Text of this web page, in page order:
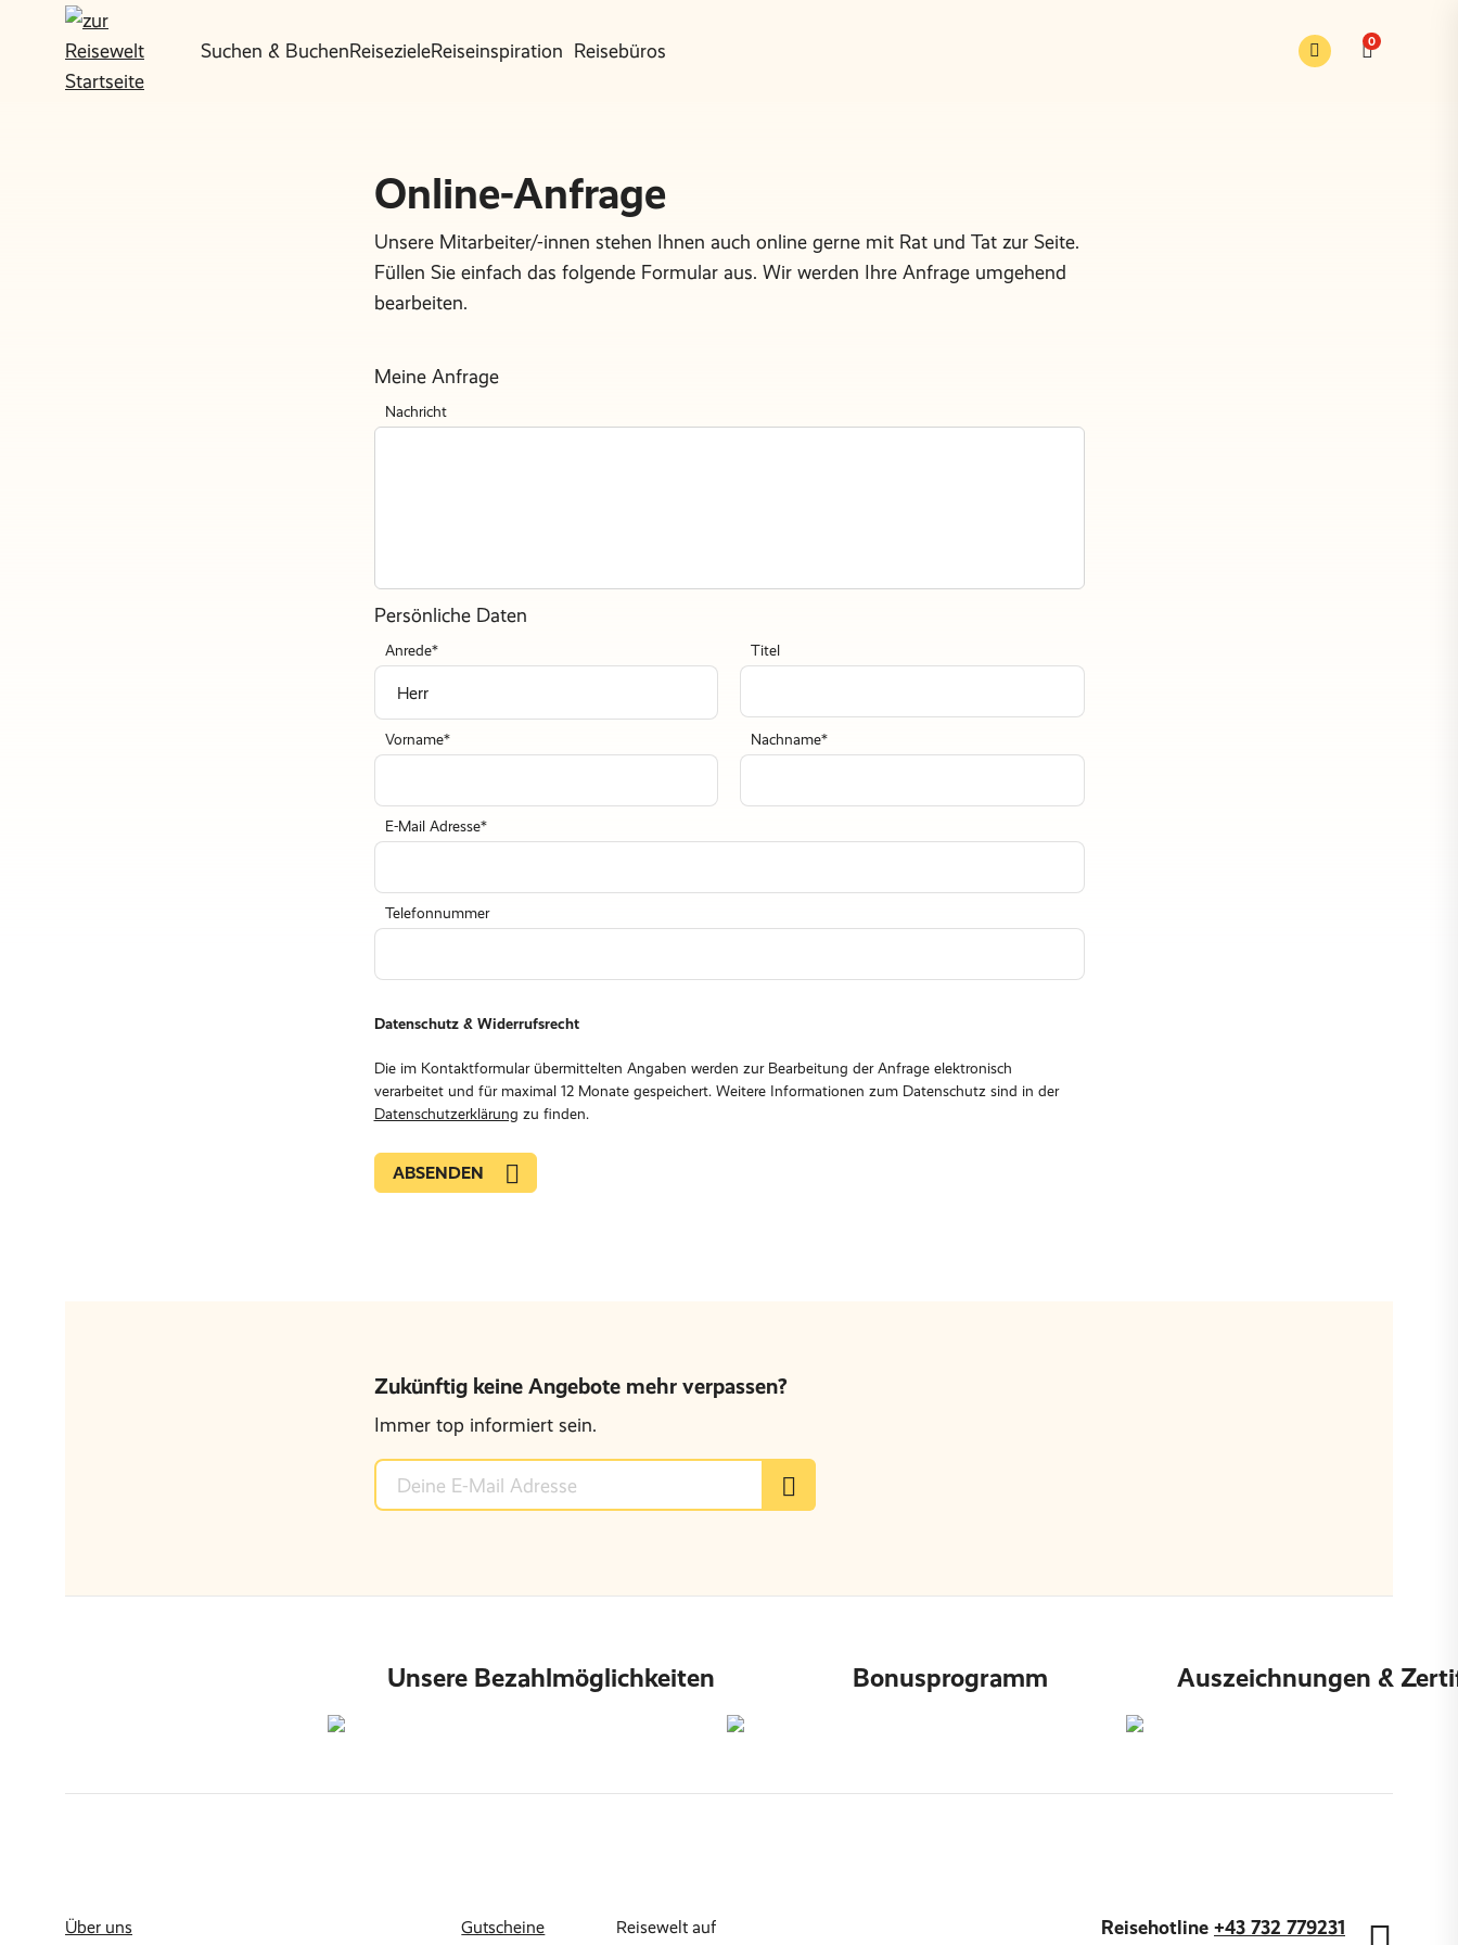
Suchen & BuchenReisezieleReiseinspiration Reisebüros 0
Online-Anfrage
Unsere Mitarbeiter/-innen stehen Ihnen auch online gerne mit Rat und Tat zur Seite.
Füllen Sie einfach das folgende Formular aus. Wir werden Ihre Anfrage umgehend
bearbeiten.
Meine Anfrage
Nachricht
Persönliche Daten
Anrede Titel
Vorname Nachname
E-Mail Adresse
Telefonnummer
Datenschutz & Widerrufsrecht
Die im Kontaktformular übermittelten Angaben werden zur Bearbeitung der Anfrage elektronisch
verarbeitet und für maximal 12 Monate gespeichert. Weitere Informationen zum Datenschutz sind in der
Datenschutzerklärung zu finden.
Zukünftig keine Angebote mehr verpassen?
Immer top informiert sein.
Unsere Bezahlmöglichkeiten Bonusprogramm Auszeichnungen &
Über uns
Gutscheine
Reisewelt auf
Reisehotline +43 732 779231